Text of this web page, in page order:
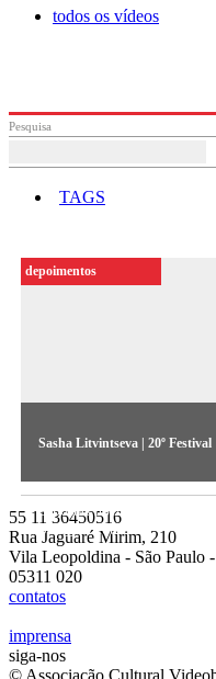
todos os vídeos
Pesquisa
TAGS
Sasha Litvintseva | 20º Festival
A artista russa fala sobre
expostas no 20º Festival de
Sesc_Videobrasil
depoimentos
55 11 36450516
Rua Jaguaré Mirim, 210
Vila Leopoldina - São Paulo
05311 020
contatos
imprensa
siga-nos